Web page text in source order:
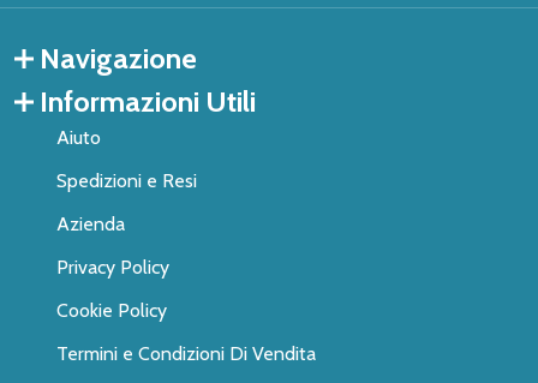
Navigazione
Informazioni Utili
Aiuto
Spedizioni e Resi
Azienda
Privacy Policy
Cookie Policy
Termini e Condizioni Di Vendita